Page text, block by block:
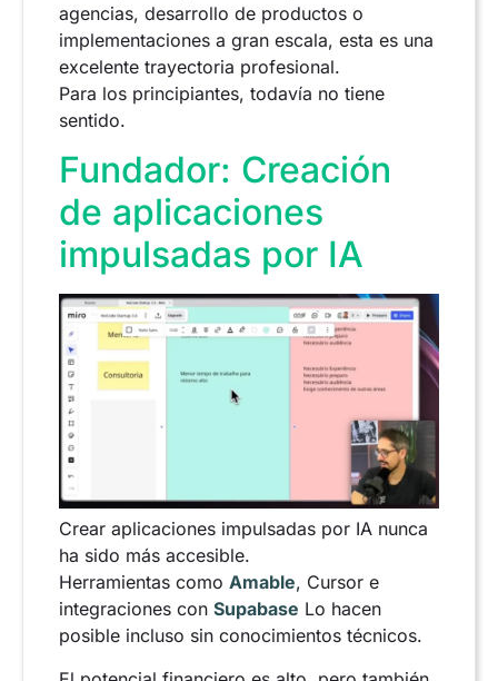
agencias, desarrollo de productos o
implementaciones a gran escala, esta es una
excelente trayectoria profesional.
Para los principiantes, todavía no tiene
sentido.
Fundador: Creación
de aplicaciones
impulsadas por IA
Crear aplicaciones impulsadas por IA nunca
ha sido más accesible.
Herramientas como Amable, Cursor e
integraciones con Supabase Lo hacen
posible incluso sin conocimientos técnicos.